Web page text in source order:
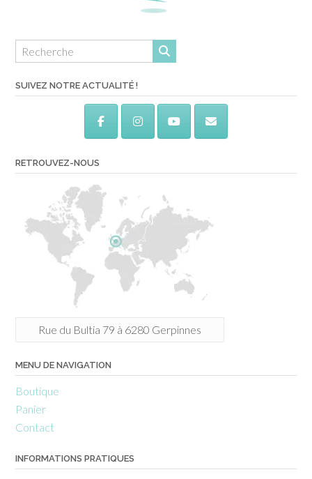
SUIVEZ NOTRE ACTUALITÉ !
RETROUVEZ-NOUS
Rue du Bultia 79 à 6280 Gerpinnes
MENU DE NAVIGATION
Boutique
Panier
Contact
INFORMATIONS PRATIQUES